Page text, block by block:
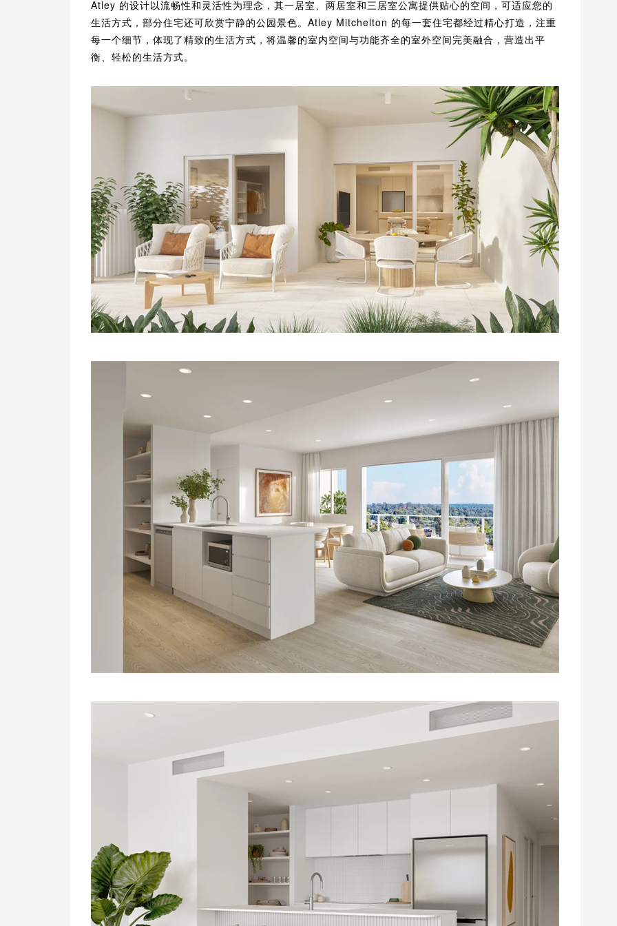
Atley 的设计以流畅性和灵活性为理念，其一居室、两居室和三居室公寓提供贴心的空间，可适应您的
生活方式，部分住宅还可欣赏宁静的公园景色。Atley Mitchelton 的每一套住宅都经过精心打造，注重
每一个细节，体现了精致的生活方式，将温馨的室内空间与功能齐全的室外空间完美融合，营造出平
衡、轻松的生活方式。